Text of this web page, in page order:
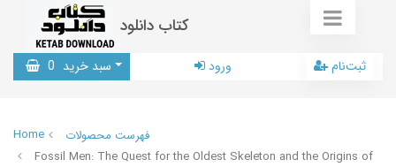
کتاب دانلود
سبد خرید 0 ورود ثبت‌نام
Home
فهرست محصولات
Fossil Men: The Quest for the Oldest Skeleton and the Origins of